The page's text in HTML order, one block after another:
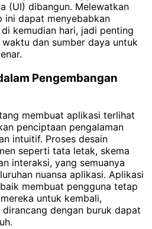
(UI) dibangun. Melewatkan
ini dapat menyebabkan
kemudian hari, jadi penting
dan sumber daya untuk
Pengembangan
membuat aplikasi terlihat
penciptaan pengalaman
intuitif. Proses desain
seperti tata letak, skema
interaksi, yang semuanya
nuansa aplikasi. Aplikasi
membuat pengguna tetap
untuk kembali,
dengan buruk dapat